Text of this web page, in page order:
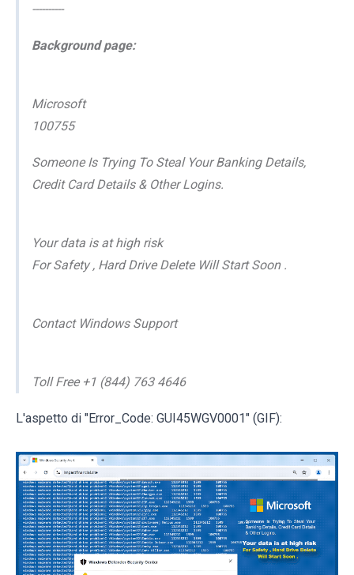
----------
Background page:
Microsoft
100755
Someone Is Trying To Steal Your Banking Details,
Credit Card Details & Other Logins.
Your data is at high risk
For Safety , Hard Drive Delete Will Start Soon .
Contact Windows Support
Toll Free +1 (844) 763 4646
L'aspetto di "Error_Code: GUI45WGV0001" (GIF):